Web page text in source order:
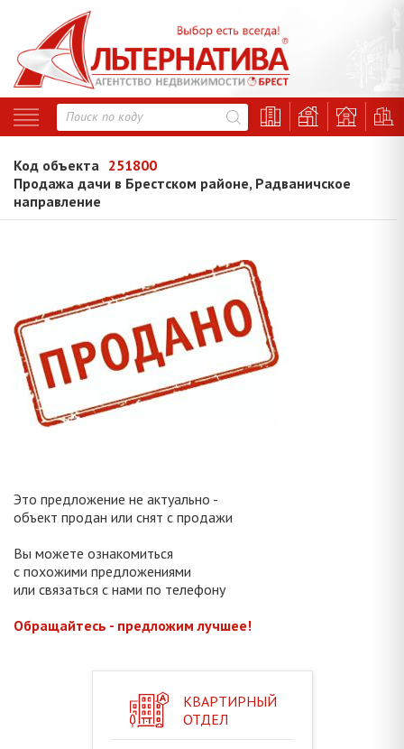
Код объекта 251800
Продажа дачи в Брестском районе, Радваничское
направление
Это предложение не актуально -
объект продан или снят с продажи
Вы можете ознакомиться
с похожими предложениями
или связаться с нами по телефону
Обращайтесь - предложим лучшее!
КВАРТИРНЫЙ
ОТДЕЛ